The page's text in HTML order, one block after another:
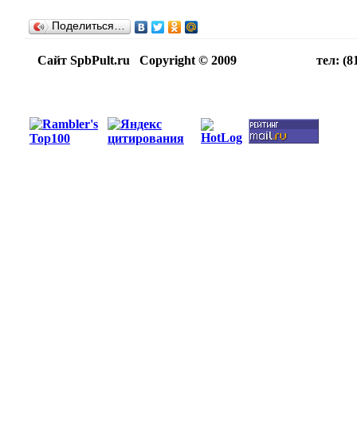
Поделиться…
Сайт SpbPult.ru Copyright © 2009 тел: